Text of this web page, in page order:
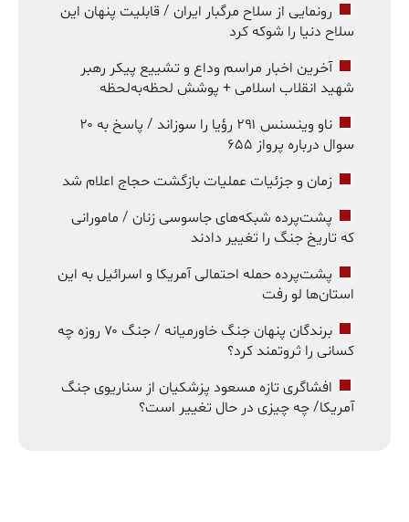
رونمایی از سلاح مرگبار ایران / قابلیت پنهان این
سلاح دنیا را شوکه کرد
آخرین اخبار مراسم وداع و تشییع پیکر رهبر
شهید انقلاب اسلامی + پوشش لحظه‌به‌لحظه
ناو وینسنس ۲۹۱ رؤیا را سوزاند / پاسخ به ۲۰
سوال درباره پرواز ۶۵۵
زمان و جزئیات عملیات بازگشت حجاج اعلام شد
پشت‌پرده شبکه‌های جاسوسی زنان / مامورانی
که تاریخ جنگ را تغییر دادند
پشت‌پرده حمله احتمالی آمریکا و اسرائیل به این
استان‌ها لو رفت
برندگان پنهان جنگ خاورمیانه / جنگ ۷۰ روزه چه
کسانی را ثروتمند کرد؟
افشاگری تازه مسعود پزشکیان از سناریوی جنگ
آمریکا/ چه چیزی در حال تغییر است؟